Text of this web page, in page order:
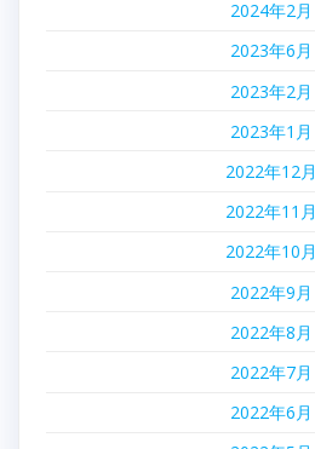
2024年2月
2023年6月
2023年2月
2023年1月
2022年12月
2022年11月
2022年10月
2022年9月
2022年8月
2022年7月
2022年6月